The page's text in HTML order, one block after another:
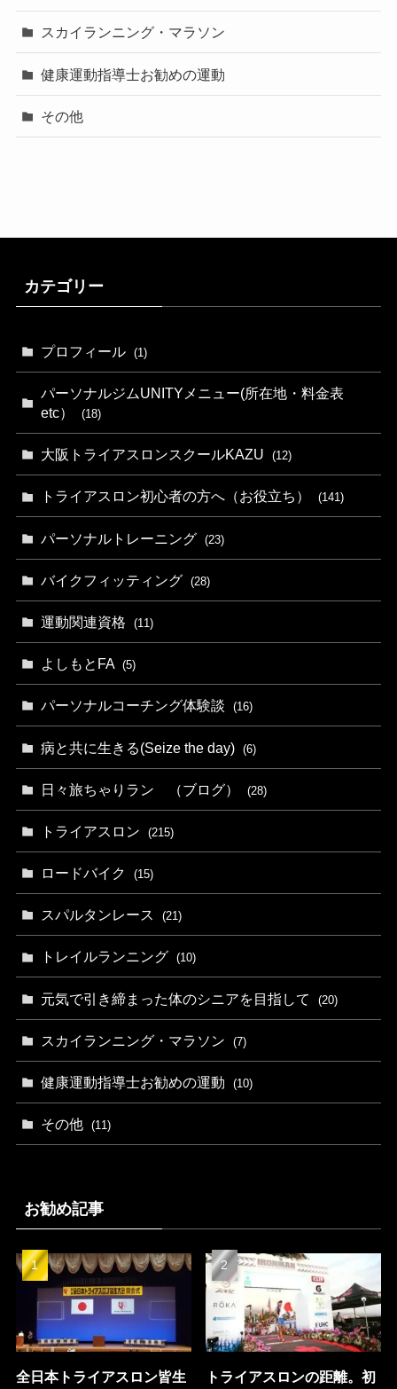
スカイランニング・マラソン
健康運動指導士お勧めの運動
その他
カテゴリー
プロフィール (1)
パーソナルジムUNITYメニュー(所在地・料金表
etc）
(18)
大阪トライアスロンスクールKAZU (12)
トライアスロン初心者の方へ（お役立ち） (141)
パーソナルトレーニング (23)
バイクフィッティング (28)
運動関連資格 (11)
よしもとFA (5)
パーソナルコーチング体験談 (16)
病と共に生きる(Seize the day) (6)
日々旅ちゃりラン （ブログ） (28)
トライアスロン (215)
ロードバイク (15)
スパルタンレース (21)
トレイルランニング (10)
元気で引き締まった体のシニアを目指して (20)
スカイランニング・マラソン (7)
健康運動指導士お勧めの運動 (10)
その他 (11)
お勧め記事
全日本トライアスロン皆生
トライアスロンの距離。初